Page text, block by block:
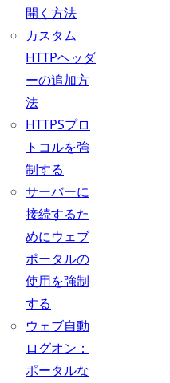
開く方法
カスタム
HTTPヘッダ
ーの追加方
法
HTTPSプロ
トコルを強
制する
サーバーに
接続するた
めにウェブ
ポータルの
使用を強制
する
ウェブ自動
ログオン：
ポータルな